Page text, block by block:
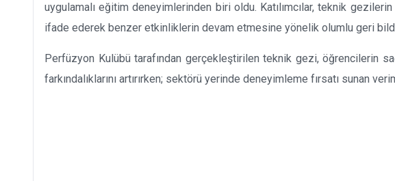
uygulamalı eğitim deneyimlerinden biri oldu. Katılımcılar, teknik
ifade ederek benzer etkinliklerin devam etmesine yönelik olumlu geri
Perfüzyon Kulübü tarafından gerçekleştirilen teknik gezi, öğrencilerin
farkındalıklarını artırırken; sektörü yerinde deneyimleme fırsatı sunan